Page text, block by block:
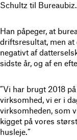
Schultz til Bureaubiz.
Han påpeger, at
driftsresultat, men at
negativt af
sidste år, og af en
”Vi har brugt 2018
virksomhed, vi er i
virksomheden, som
kigget på vores
husleje.”